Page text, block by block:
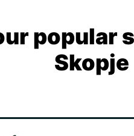
popular
Skopje